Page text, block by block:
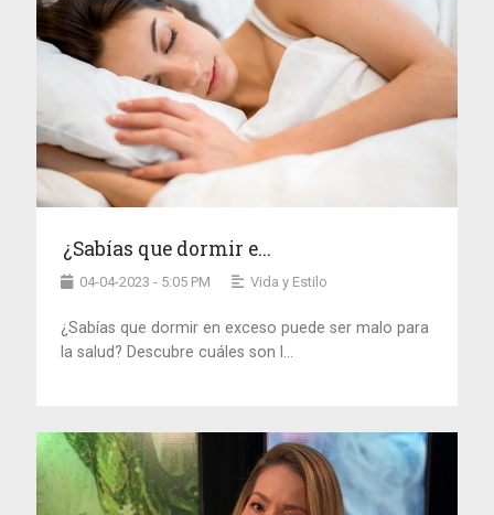
¿Sabías que dormir e...
04-04-2023 - 5:05 PM Vida y Estilo
¿Sabías que dormir en exceso puede ser malo para
la salud? Descubre cuáles son l...